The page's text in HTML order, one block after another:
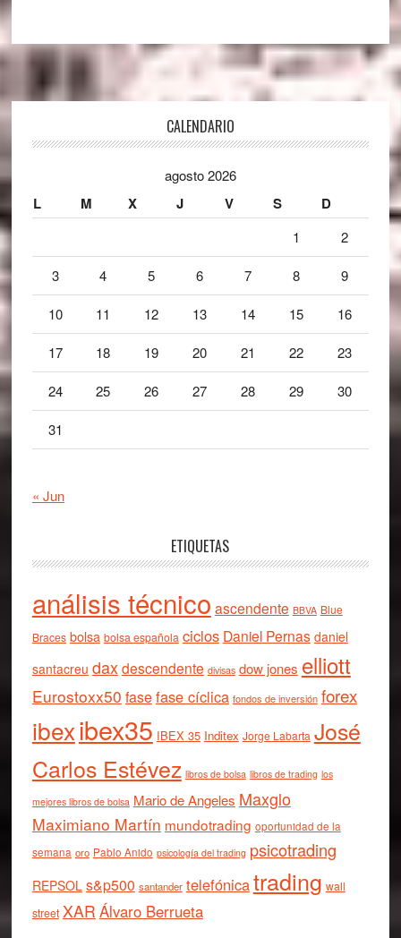
CALENDARIO
agosto 2026
L M X J V S D
1 2
3 4 5 6 7 8 9
10 11 12 13 14 15 16
17 18 19 20 21 22 23
24 25 26 27 28 29 30
31
« Jun
ETIQUETAS
análisis técnico ascendente BBVA Blue
Braces bolsa bolsa española ciclos Daniel Pernas daniel
santacreu daxdescendente divisas dow jones elliott
Eurostoxx50 fasefase cíclica fondos de inversión forex
ibexibex35 IBEX 35 Inditex Jorge Labarta José
Carlos Estévez libros de bolsa libros de trading los
mejores libros de bolsa Mario de Angeles Maxglo
Maximiano Martín mundotrading oportunidad de la
semana oro Pablo Anido psicología del trading psicotrading
REPSOL s&p500 santander telefónicatrading wall
street XAR Álvaro Berrueta